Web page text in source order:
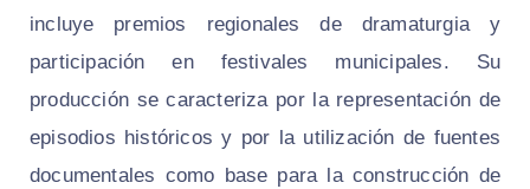
incluye premios regionales de dramaturgia y
participación en festivales municipales. Su
producción se caracteriza por la representación de
episodios históricos y por la utilización de fuentes
documentales como base para la construcción de